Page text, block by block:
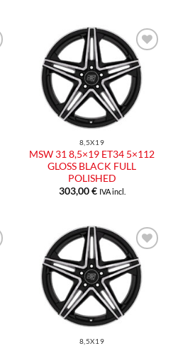
8,5X19
MSW 31 8,5×19 ET34 5×112
GLOSS BLACK FULL
POLISHED
303,00€ IVA incl.
8,5X19